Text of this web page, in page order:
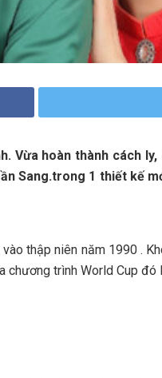
Vừa hoàn thành cách
Sang.trong 1 thiết kế
thập niên năm 1990 .
trình World Cup đó